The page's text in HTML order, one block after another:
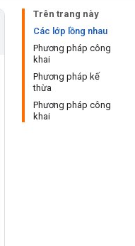
Trên trang này
Các lớp lồng nhau
Phương pháp công
khai
Phương pháp kế
thừa
Phương pháp công
khai